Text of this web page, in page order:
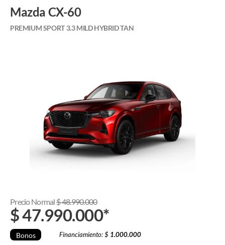
Mazda CX-60
PREMIUM SPORT 3.3 MILD HYBRID TAN
Precio Normal$48.990.000
$47.990.000*
Bonos Financiamiento: $ 1.000.000